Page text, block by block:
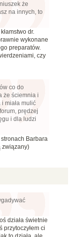
że
na innych, to
dr.
wykonane
preparatów.
czy
co do
że ściemnia i
miała mulić
prędzej
i dla ludzi
Barbara
związany)
działa świetnie
ci